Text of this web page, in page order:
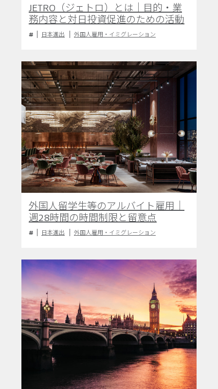
JETRO（ジェトロ）とは｜目的・業
務内容と対日投資促進のための活動
日本進出 外国人雇用・イミグレーション
外国人留学生等のアルバイト雇用｜
週28時間の時間制限と留意点
日本進出 外国人雇用・イミグレーション